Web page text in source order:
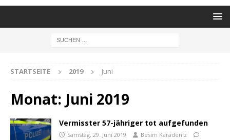
STARTSEITE 2019 Juni
Monat: Juni 2019
Vermisster 57-jähriger tot aufgefunden
Samstag, 29. Juni 2019
Besim Karadeniz